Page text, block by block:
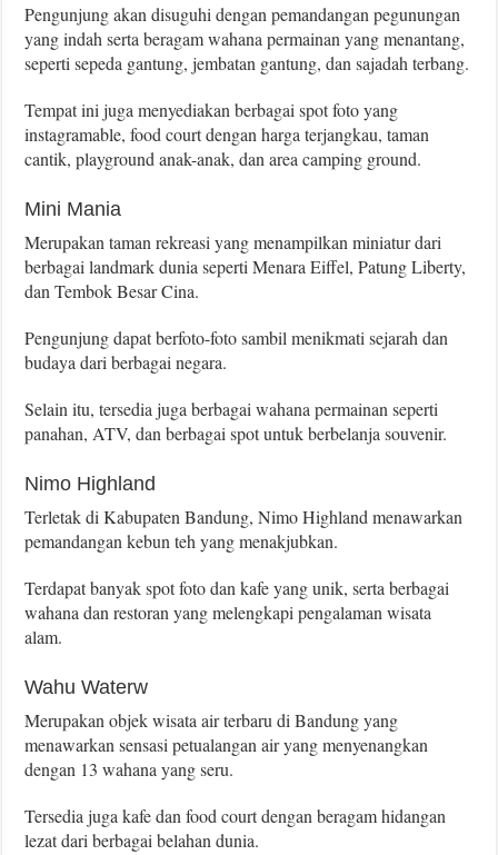
Pengunjung akan disuguhi dengan pemandangan pegunungan
yang indah serta beragam wahana permainan yang menantang,
seperti sepeda gantung, jembatan gantung, dan sajadah terbang.
Tempat ini juga menyediakan berbagai spot foto yang
instagramable, food court dengan harga terjangkau, taman
cantik, playground anak-anak, dan area camping ground.
Mini Mania
Merupakan taman rekreasi yang menampilkan miniatur dari
berbagai landmark dunia seperti Menara Eiffel, Patung Liberty,
dan Tembok Besar Cina.
Pengunjung dapat berfoto-foto sambil menikmati sejarah dan
budaya dari berbagai negara.
Selain itu, tersedia juga berbagai wahana permainan seperti
panahan, ATV, dan berbagai spot untuk berbelanja souvenir.
Nimo Highland
Terletak di Kabupaten Bandung, Nimo Highland menawarkan
pemandangan kebun teh yang menakjubkan.
Terdapat banyak spot foto dan kafe yang unik, serta berbagai
wahana dan restoran yang melengkapi pengalaman wisata
alam.
Wahu Waterw
Merupakan objek wisata air terbaru di Bandung yang
menawarkan sensasi petualangan air yang menyenangkan
dengan 13 wahana yang seru.
Tersedia juga kafe dan food court dengan beragam hidangan
lezat dari berbagai belahan dunia.